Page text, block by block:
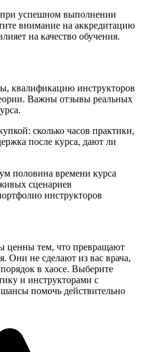
успешном выполнении
внимание на аккредитацию
на качество обучения.
квалификацию инструкторов
Важны отзывы реальных
сколько часов практики,
после курса, дают ли
половина времени курса
сценариев
инструкторов
ценны тем, что превращают
Они не сделают из вас врача,
в хаосе. Выберите
и инструкторами с
помочь действительно